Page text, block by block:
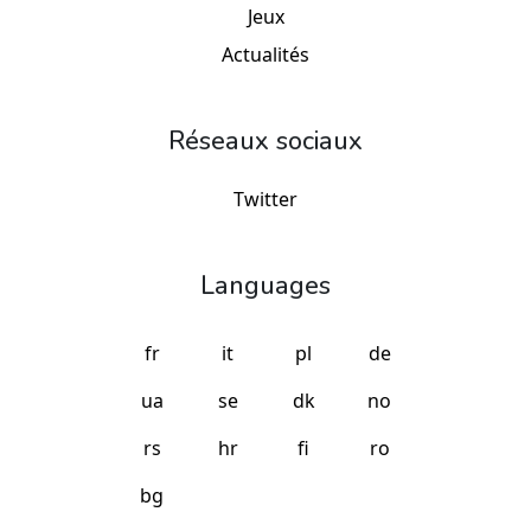
Jeux
Actualités
Réseaux sociaux
Twitter
Languages
fr it pl
de
ua
se dk
no
rs
hr fi
ro
bg